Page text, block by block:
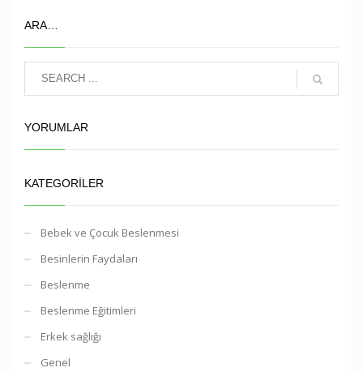
ARA…
YORUMLAR
KATEGORILER
Bebek ve Çocuk Beslenmesi
Besinlerin Faydaları
Beslenme
Beslenme Eğitimleri
Erkek sağlığı
Genel